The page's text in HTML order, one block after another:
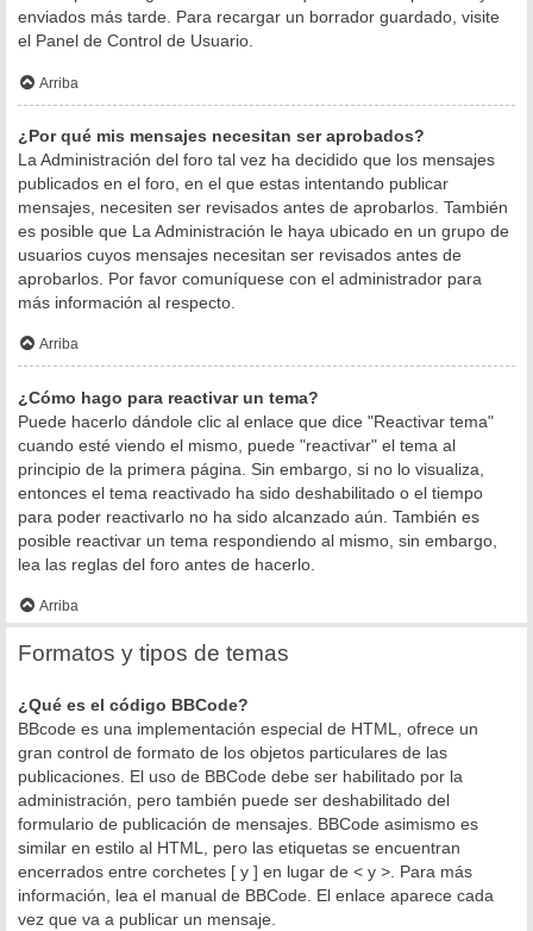
enviados más tarde. Para recargar un borrador guardado, visite
el Panel de Control de Usuario.
Arriba
¿Por qué mis mensajes necesitan ser aprobados?
La Administración del foro tal vez ha decidido que los mensajes
publicados en el foro, en el que estas intentando publicar
mensajes, necesiten ser revisados antes de aprobarlos. También
es posible que La Administración le haya ubicado en un grupo de
usuarios cuyos mensajes necesitan ser revisados antes de
aprobarlos. Por favor comuníquese con el administrador para
más información al respecto.
Arriba
¿Cómo hago para reactivar un tema?
Puede hacerlo dándole clic al enlace que dice "Reactivar tema"
cuando esté viendo el mismo, puede "reactivar" el tema al
principio de la primera página. Sin embargo, si no lo visualiza,
entonces el tema reactivado ha sido deshabilitado o el tiempo
para poder reactivarlo no ha sido alcanzado aún. También es
posible reactivar un tema respondiendo al mismo, sin embargo,
lea las reglas del foro antes de hacerlo.
Arriba
Formatos y tipos de temas
¿Qué es el código BBCode?
BBcode es una implementación especial de HTML, ofrece un
gran control de formato de los objetos particulares de las
publicaciones. El uso de BBCode debe ser habilitado por la
administración, pero también puede ser deshabilitado del
formulario de publicación de mensajes. BBCode asimismo es
similar en estilo al HTML, pero las etiquetas se encuentran
encerrados entre corchetes [ y ] en lugar de < y >. Para más
información, lea el manual de BBCode. El enlace aparece cada
vez que va a publicar un mensaje.